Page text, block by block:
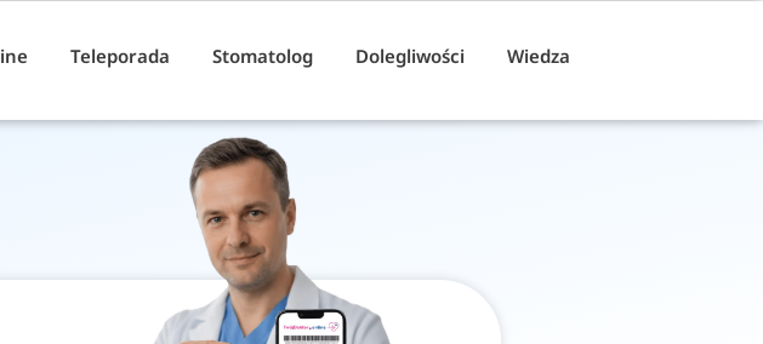
Teleporada Stomatolog Dolegliwości Wiedza